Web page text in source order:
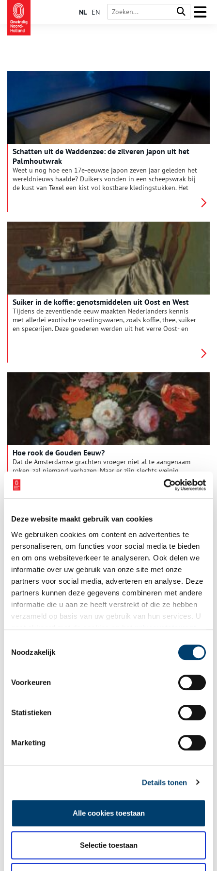
Deze website maakt gebruik van cookies
We gebruiken cookies om content en advertenties te
personaliseren, om functies voor social media te bieden
en om ons websiteverkeer te analyseren. Ook delen we
informatie over uw gebruik van onze site met onze
partners voor social media, adverteren en analyse. Deze
partners kunnen deze gegevens combineren met andere
informatie die u aan ze heeft verstrekt of die ze hebben
verzameld op basis van uw gebruik van hun services. U
Noodzakelijk
Voorkeuren
Statistieken
Marketing
Details tonen
Alle cookies toestaan
Selectie toestaan
NL EN
Schatten uit de Waddenzee: de zilveren japon uit het
Palmhoutwrak
Weet u nog hoe een 17e-eeuwse japon zeven jaar geleden het
wereldnieuws haalde? Duikers vonden in een scheepswrak bij
de kust van Texel een kist vol kostbare kledingstukken. Het
Suiker in de koffie: genotsmiddelen uit Oost en West
Tijdens de zeventiende eeuw maakten Nederlanders kennis
met allerlei exotische voedingswaren, zoals koffie, thee, suiker
en specerijen. Deze goederen werden uit het verre Oost- en
Hoe rook de Gouden Eeuw?
Dat de Amsterdamse grachten vroeger niet al te aangenaam
roken, zal niemand verbazen. Maar er zijn slechts weinig
mensen die zich nog de lucht kunnen herinneren van
kalkovens of bleekvelden. En wat te denken van mirre of
ambergrijs, geuren die lang geleden uit ons collectieve
bouquet van de zeventiende eeuw.
Goudkustwandeling door Medemblik
In Medemblik lijkt de tijd stil te hebben gestaan. Tijdens de
Gouden Eeuw was deze havenstad van onmisbaar belang voor
prominente poorten. Wandel in gedachten met ons mee door
de kleinste en oudste stad van West-Friesland. Welkom aan de
Niemand minder dan bestsellerauteur Dan Brown opende
Mind. Dan moet het toch wel een bijzondere plek zijn. Wij